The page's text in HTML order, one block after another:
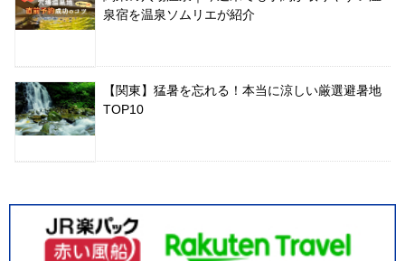
泉宿を温泉ソムリエが紹介
【関東】猛暑を忘れる！本当に涼しい厳選避暑地
TOP10